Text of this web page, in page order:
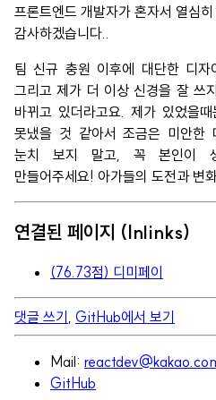
프론트엔드 개발자가 혼자서 열심
감사하겠습니다..
팀 신규 충원 이후에 대단한 디자
그리고 제가 더 이상 신경을 잘 쓰
바뀌고 있더라고요. 제가 있었을
못냈을 것 같아서 조금은 미안한
눈치 보지 말고, 꼭 본인이 생
만들어주세요! 아가들의 도전과 변
연결된 페이지 (Inlinks)
(76.73점) 디미페이
댓글 쓰기 , GitHub에서 보기
Mail:
GitHub